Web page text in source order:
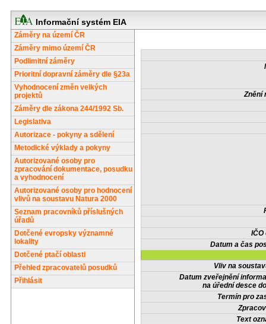
Informační systém EIA
Záměry na území ČR
Záměry mimo území ČR
Podlimitní záměry
Prioritní dopravní záměry dle §23a
Vyhodnocení změn velkých
projektů
Záměry dle zákona 244/1992 Sb.
Legislativa
Autorizace - pokyny a sdělení
Metodické výklady a pokyny
Autorizované osoby pro
zpracování dokumentace, posudku
a vyhodnocení
Autorizované osoby pro hodnocení
vlivů na soustavu Natura 2000
Seznam pracovníků příslušných
úřadů
Dotčené evropsky významné
lokality
Dotčené ptačí oblasti
Přehled zpracovatelů posudků
Přihlásit
Znění
IČO
Datum a čas
Vliv na
Datum zveřejnění
na úřední desce
Termín pro
Text